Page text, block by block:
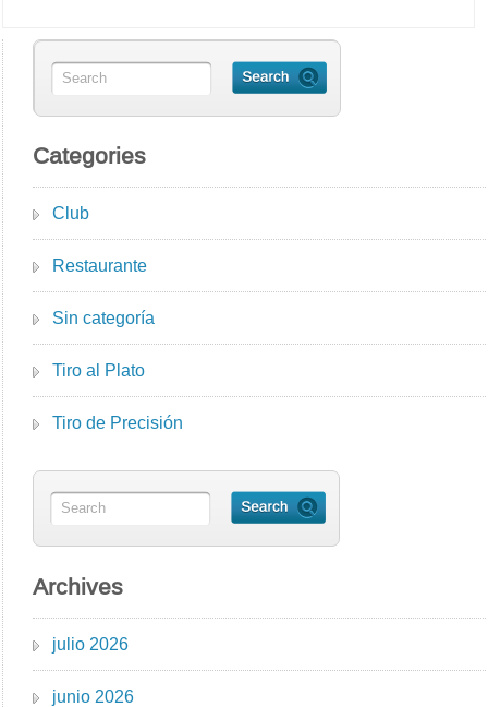
Categories
Club
Restaurante
Sin categoría
Tiro al Plato
Tiro de Precisión
Archives
julio 2026
junio 2026